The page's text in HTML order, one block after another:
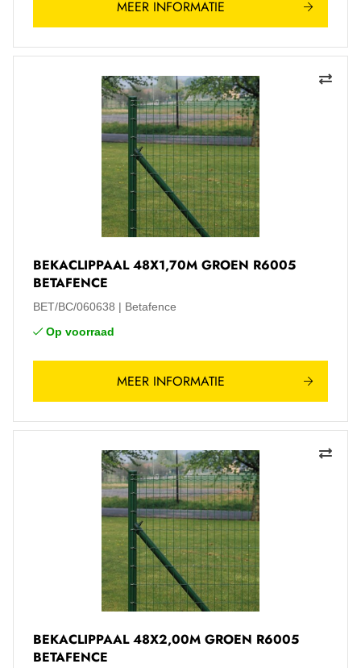
MEER INFORMATIE
BEKACLIPPAAL 48X1,70M GROEN R6005
BETAFENCE
BET/BC/060638
Betafence
Op voorraad
MEER INFORMATIE
BEKACLIPPAAL 48X2,00M GROEN R6005
BETAFENCE